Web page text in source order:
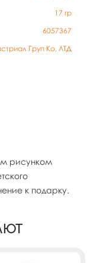
17 гр
6057367
Груп Ко, ЛТД
рисунком
к подарку.